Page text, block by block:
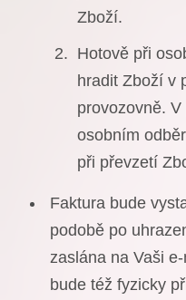
Zboží.
Hotově při
hradit Zboží v
provozovně.
osobním
při převzetí
Faktura bude
podobě po
zaslána na Vaši
bude též fyzicky